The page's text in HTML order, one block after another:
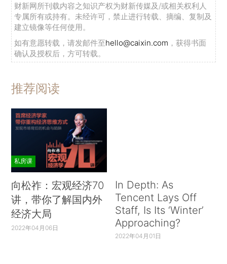
大数据）
3、老年健康消费观念存在差异
老年人消费观念上的差异体现在以下两个维
度：
第一个观念差异维度体现在不同地区之间的观
念差异。我们将「老年人专用健康消费」分为「预
防类消费」以及「补救类消费」。「预防类消费」
主要指的是健身器械、身体情况监测、非处方类广
财新网所刊载内容之知识产权为财新传媒及/或相关权利人
专属所有或持有。未经许可，禁止进行转载、摘编、复制及
建立镜像等任何使用。
如有意愿转载，请发邮件至hello@caixin.com ，获得书面
确认及授权后，方可转载。
推荐阅读
私房课
向松祚：宏观经济70
讲，带你了解国内外
经济大局
2022年04月06日
In Depth: As
Tencent Lays Off
Staff, Is Its ‘Winter’
Approaching?
2022年04月01日